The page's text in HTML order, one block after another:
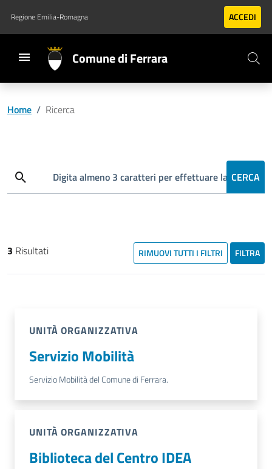
Vai al contenuto principale
Vai al footer
Regione Emilia-Romagna ACCEDI
Comune di Ferrara
Home / Ricerca
Digita almeno 3 caratteri per effettuare la ricerca
CERCA
3 Risultati RIMUOVI TUTTI I FILTRI FILTRA
UNITÀ ORGANIZZATIVA
Servizio Mobilità
Servizio Mobilità del Comune di Ferrara.
UNITÀ ORGANIZZATIVA
Biblioteca del Centro IDEA